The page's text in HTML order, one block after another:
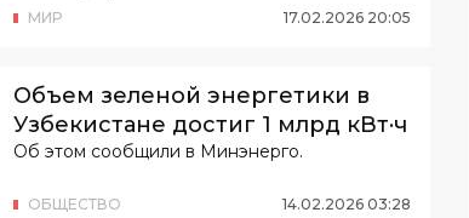
МИР 17.02.2026 20:05
по ядерной программе.
ОБЩЕСТВО 14.02.2026 03:28
Объем зеленой энергетики в
Узбекистане достиг 1 млрд кВт·ч
Об этом сообщили в Минэнерго.